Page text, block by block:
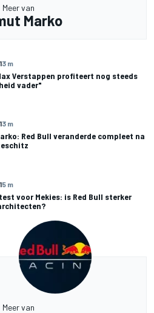
Meer van
Marko
3 m
Verstappen profiteert nog steeds
vader"
3 m
Red Bull veranderde compleet na
5 m
voor Mekies: is Red Bull sterker
Meer van